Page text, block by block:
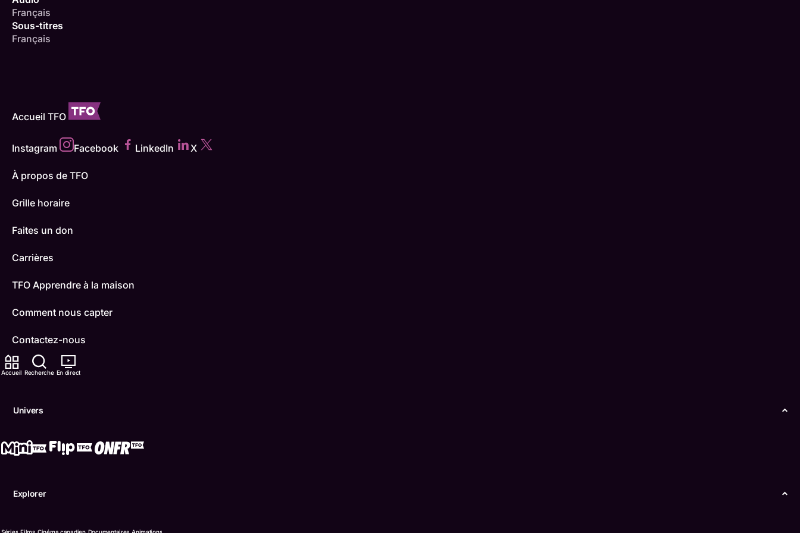
Accueil Recherche En direct
Univers
Explorer
Français
Sous-titres
Français
Accueil TFO
Instagram Facebook LinkedIn X
À propos de TFO
Grille horaire
Faites un don
Carrières
TFO Apprendre à la maison
Comment nous capter
Contactez-nous
ONFR
Conditions d'utilisation